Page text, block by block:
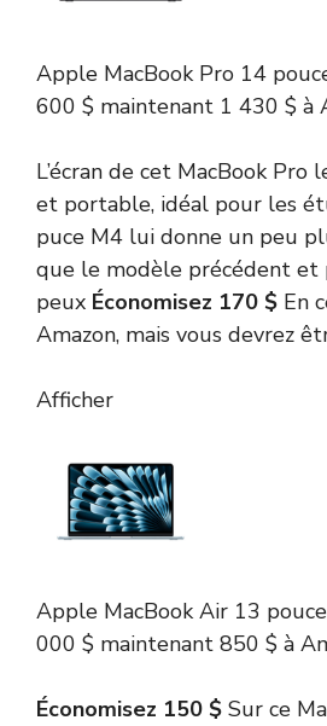
Apple MacBook Pro 14
600 $ maintenant 1 430 $ à
L’écran de cet MacBook Pro
et portable, idéal pour les
puce M4 lui donne un peu
que le modèle précédent et
peux Économisez 170 $ En
Amazon, mais vous devrez
Afficher
Apple MacBook Air 13
000 $ maintenant 850 $ à
Économisez 150 $ Sur ce